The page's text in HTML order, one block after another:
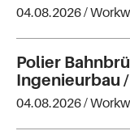
04.08.2026 /
Polier
Ingenieurbau
04.08.2026 /